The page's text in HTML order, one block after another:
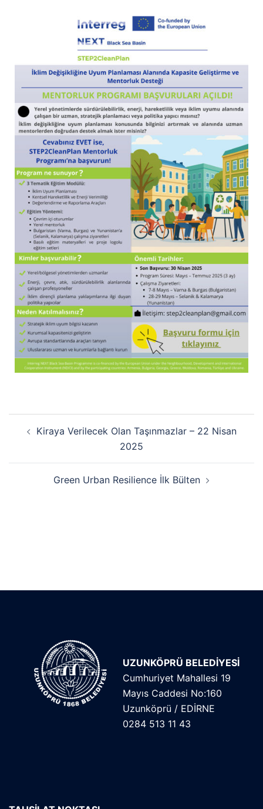
Kiraya Verilecek Olan Taşınmazlar – 22 Nisan
2025
Green Urban Resilience İlk Bülten
UZUNKÖPRÜ BELEDİYESİ
Cumhuriyet Mahallesi 19
Mayıs Caddesi No:160
Uzunköprü / EDİRNE
0284 513 11 43